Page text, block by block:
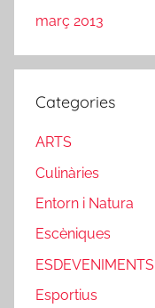
març 2013
Categories
ARTS
Culinàries
Entorn i Natura
Escèniques
ESDEVENIMENTS
Esportius